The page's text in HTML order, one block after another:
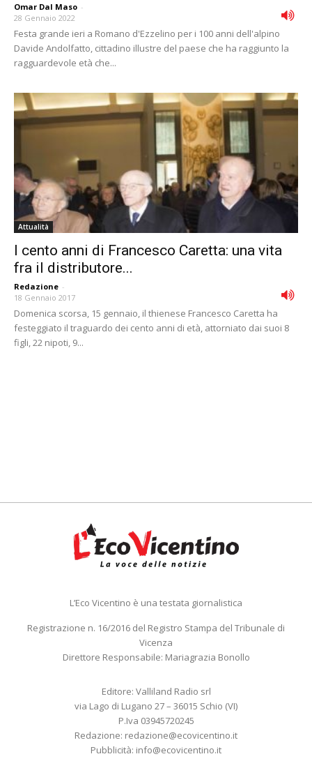
Omar Dal Maso -
28 Gennaio 2022
Festa grande ieri a Romano d'Ezzelino per i 100 anni dell'alpino
Davide Andolfatto, cittadino illustre del paese che ha raggiunto la
ragguardevole età che...
Attualità
I cento anni di Francesco Caretta: una vita
fra il distributore...
Redazione -
18 Gennaio 2017
Domenica scorsa, 15 gennaio, il thienese Francesco Caretta ha
festeggiato il traguardo dei cento anni di età, attorniato dai suoi 8
figli, 22 nipoti, 9...
L’Eco Vicentino è una testata giornalistica
Registrazione n. 16/2016 del Registro Stampa del Tribunale di
Vicenza
Direttore Responsabile: Mariagrazia Bonollo
Editore: Valliland Radio srl
via Lago di Lugano 27 – 36015 Schio (VI)
P.Iva 03945720245
Redazione: redazione@ecovicentino.it
Pubblicità: info@ecovicentino.it